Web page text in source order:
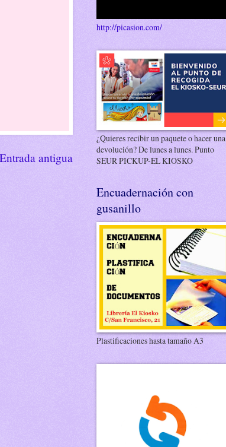
Entrada antigua
http://picasion.com/
¿Quieres recibir un paquete o hacer una
devolución? De lunes a lunes. Punto
SEUR PICKUP-EL KIOSKO
Encuadernación con
gusanillo
Plastificaciones hasta tamaño A3